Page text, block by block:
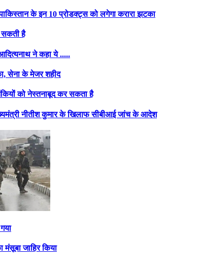
के इन 10 प्रोडक्ट्स को लगेगा करारा झटका
सकती है
ने कहा ये .....
सेना के मेजर शहीद
को नेस्तनाबूद कर सकता है
नीतीश कुमार के खिलाफ सीबीआई जांच के आदेश
मंसूबा जाहिर किया